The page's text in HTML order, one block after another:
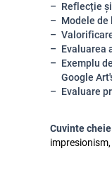
Reflecție
Modele
Evaluarea
Exemplu
Google
Evaluare
Cuvinte cheie